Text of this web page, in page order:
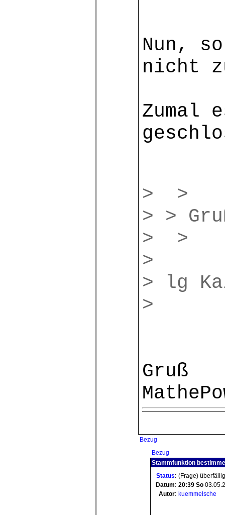
Nun,
nicht
Zumal
> >
> >
> >
>
> lg
>
Gruß
Bezug
Bezug
Stammfunktion
Status: (Frage)
Datum: 20:39 So
Autor: kuemmelsche